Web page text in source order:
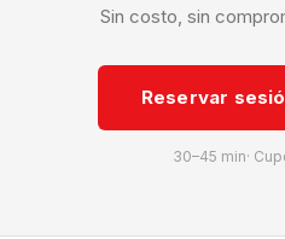
Sin costo, sin
Reservar
30–45 min·